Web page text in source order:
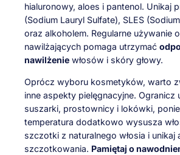
hialuronowy, aloes i pantenol. Unikaj
(Sodium Lauryl Sulfate), SLES
oraz alkoholem. Regularne używanie
nawilżających pomaga utrzymać
nawilżenie włosów i skóry głowy.
Oprócz wyboru kosmetyków, warto
inne aspekty pielęgnacyjne. Ogranicz
suszarki, prostownicy i lokówki,
temperatura dodatkowo wysusza
szczotki z naturalnego włosia i unikaj
szczotkowania. Pamiętaj o